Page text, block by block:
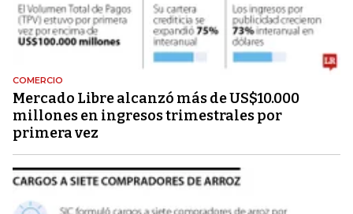
COMERCIO
Mercado Libre alcanzó más de US$10.000
millones en ingresos trimestrales por
primera vez